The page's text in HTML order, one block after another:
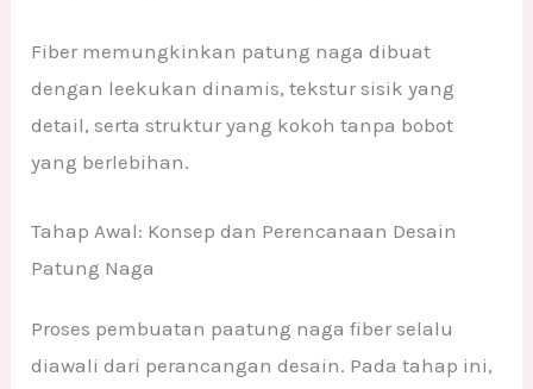
Fiber memungkinkan patung naga dibuat
dengan leekukan dinamis, tekstur sisik yang
detail, serta struktur yang kokoh tanpa bobot
yang berlebihan.
Tahap Awal: Konsep dan Perencanaan Desain
Patung Naga
Proses pembuatan paatung naga fiber selalu
diawali dari perancangan desain. Pada tahap ini,